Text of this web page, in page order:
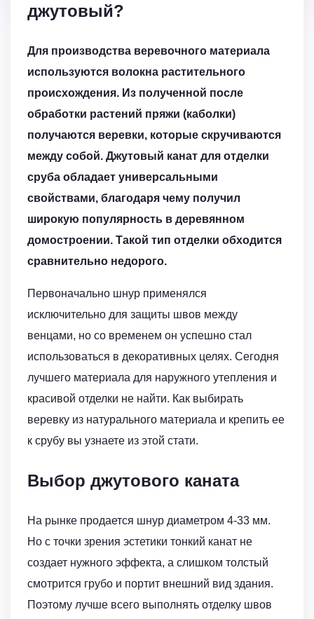
джутовый?
Для производства веревочного материала
используются волокна растительного
происхождения. Из полученной после
обработки растений пряжи (каболки)
получаются веревки, которые скручиваются
между собой. Джутовый канат для отделки
сруба обладает универсальными
свойствами, благодаря чему получил
широкую популярность в деревянном
домостроении. Такой тип отделки обходится
сравнительно недорого.
Первоначально шнур применялся
исключительно для защиты швов между
венцами, но со временем он успешно стал
использоваться в декоративных целях. Сегодня
лучшего материала для наружного утепления и
красивой отделки не найти. Как выбирать
веревку из натурального материала и крепить ее
к срубу вы узнаете из этой стати.
Выбор джутового каната
На рынке продается шнур диаметром 4-33 мм.
Но с точки зрения эстетики тонкий канат не
создает нужного эффекта, а слишком толстый
смотрится грубо и портит внешний вид здания.
Поэтому лучше всего выполнять отделку швов